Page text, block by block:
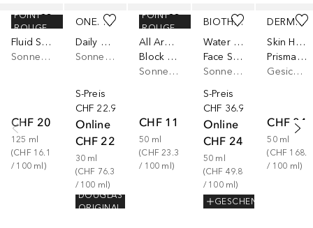
DADO SENS DERMACOSMETICS
Fluid Spf 30
Sonnencreme Körper
CHF 20.23
125 ml
(CHF 16.18
/ 100 ml )
POINT
ROUGE
ONE. TWO. FREE!
Daily Sun Protection Fluid SPF 50
Sonnencreme Körper
S-Preis
CHF 22.90
Online
CHF 22.90
30 ml
(CHF 76.33
/ 100 ml)
DOUGLAS
ORIGINAL
MISSHA
All Around Safe
Block Essence Sun SPF 45
Sonnencreme Körper
CHF 11.65
50 ml
(CHF 23.30
/ 100 ml )
POINT
ROUGE
BIOTHERM
Water Lover
Face SPF 50
Sonnencreme Körper
S-Preis
CHF 36.90
Online
CHF 24.90
50 ml
(CHF 49.80
/ 100 ml)
GESCHENK
DERMALOGICA
Skin Health
Prisma Protect SPF 30
Gesichtscreme
CHF
50 ml
(CHF
/ 100 ml )